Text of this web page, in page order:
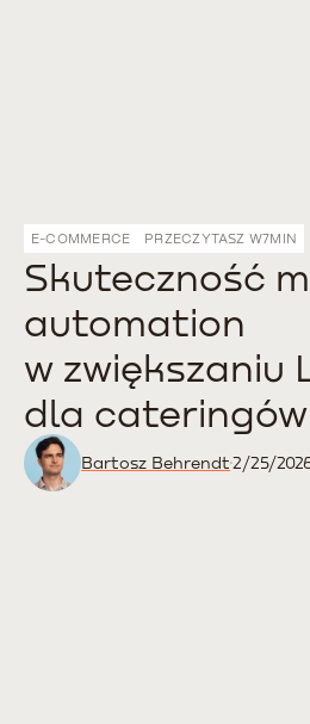
E-COMMERCE PRZECZYTASZ W7MIN
Skuteczność
automation
w zwiększaniu
dla
Bartosz Behrendt2/25/